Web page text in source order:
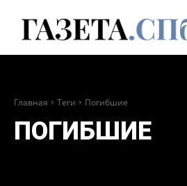
Главная Теги Погибшие
ПОГИБШИЕ